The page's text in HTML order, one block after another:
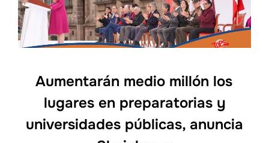
Aumentarán medio millón los
lugares en preparatorias y
universidades públicas, anuncia